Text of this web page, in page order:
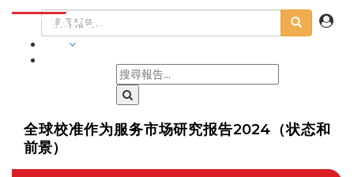
全球校准作为服务市场研究报告2024（状态和
前景）